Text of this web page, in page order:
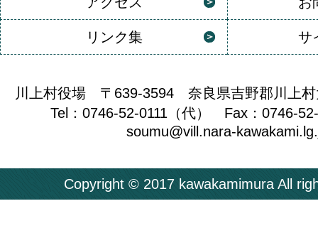
リンク集 サ
川上村役場 〒639-3594 奈良県吉野郡川上村
Tel：0746-52-0111（代） Fax：0746-
soumu@vill.nara-
Copyright © 2017 kawakamimura All